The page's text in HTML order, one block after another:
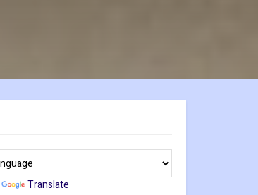
Translate